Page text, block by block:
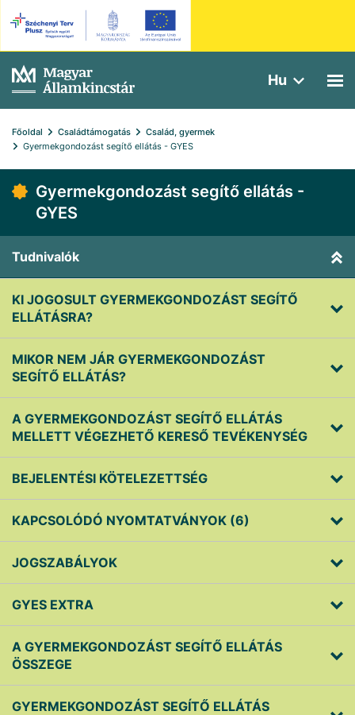
Hu
Főoldal Családtámogatás
Család, gyermek
Gyermekgondozást segítő ellátás - GYES
Gyermekgondozást segítő ellátás -
GYES
Tudnivalók
KI JOGOSULT GYERMEKGONDOZÁST SEGÍTŐ
ELLÁTÁSRA?
MIKOR NEM JÁR GYERMEKGONDOZÁST
SEGÍTŐ ELLÁTÁS?
A GYERMEKGONDOZÁST SEGÍTŐ ELLÁTÁS
MELLETT VÉGEZHETŐ KERESŐ TEVÉKENYSÉG
BEJELENTÉSI KÖTELEZETTSÉG
KAPCSOLÓDÓ NYOMTATVÁNYOK (6)
JOGSZABÁLYOK
GYES EXTRA
A GYERMEKGONDOZÁST SEGÍTŐ ELLÁTÁS
ÖSSZEGE
GYERMEKGONDOZÁST SEGÍTŐ ELLÁTÁS